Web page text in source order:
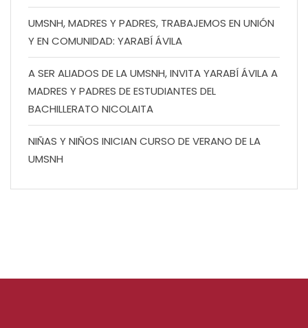
UMSNH, MADRES Y PADRES, TRABAJEMOS EN UNIÓN
Y EN COMUNIDAD: YARABÍ ÁVILA
A SER ALIADOS DE LA UMSNH, INVITA YARABÍ ÁVILA A
MADRES Y PADRES DE ESTUDIANTES DEL
BACHILLERATO NICOLAITA
NIÑAS Y NIÑOS INICIAN CURSO DE VERANO DE LA
UMSNH